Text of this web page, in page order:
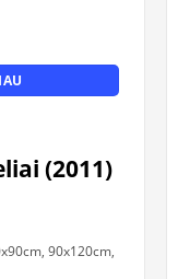
(2011)
90x120cm,